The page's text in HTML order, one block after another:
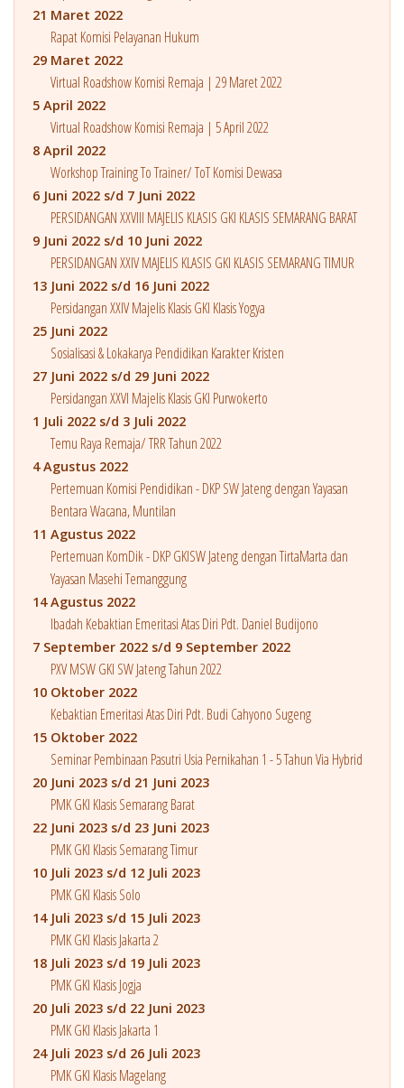
21 Maret 2022
Rapat Komisi Pelayanan Hukum
29 Maret 2022
Virtual Roadshow Komisi Remaja | 29 Maret 2022
5 April 2022
Virtual Roadshow Komisi Remaja | 5 April 2022
8 April 2022
Workshop Training To Trainer/ ToT Komisi Dewasa
6 Juni 2022 s/d 7 Juni 2022
PERSIDANGAN XXVIII MAJELIS KLASIS GKI KLASIS SEMARANG BARAT
9 Juni 2022 s/d 10 Juni 2022
PERSIDANGAN XXIV MAJELIS KLASIS GKI KLASIS SEMARANG TIMUR
13 Juni 2022 s/d 16 Juni 2022
Persidangan XXIV Majelis Klasis GKI Klasis Yogya
25 Juni 2022
Sosialisasi & Lokakarya Pendidikan Karakter Kristen
27 Juni 2022 s/d 29 Juni 2022
Persidangan XXVI Majelis Klasis GKI Purwokerto
1 Juli 2022 s/d 3 Juli 2022
Temu Raya Remaja/ TRR Tahun 2022
4 Agustus 2022
Pertemuan Komisi Pendidikan - DKP SW Jateng dengan Yayasan
Bentara Wacana, Muntilan
11 Agustus 2022
Pertemuan KomDik - DKP GKISW Jateng dengan TirtaMarta dan
Yayasan Masehi Temanggung
14 Agustus 2022
Ibadah Kebaktian Emeritasi Atas Diri Pdt. Daniel Budijono
7 September 2022 s/d 9 September 2022
PXV MSW GKI SW Jateng Tahun 2022
10 Oktober 2022
Kebaktian Emeritasi Atas Diri Pdt. Budi Cahyono Sugeng
15 Oktober 2022
Seminar Pembinaan Pasutri Usia Pernikahan 1 - 5 Tahun Via Hybrid
20 Juni 2023 s/d 21 Juni 2023
PMK GKI Klasis Semarang Barat
22 Juni 2023 s/d 23 Juni 2023
PMK GKI Klasis Semarang Timur
10 Juli 2023 s/d 12 Juli 2023
PMK GKI Klasis Solo
14 Juli 2023 s/d 15 Juli 2023
PMK GKI Klasis Jakarta 2
18 Juli 2023 s/d 19 Juli 2023
PMK GKI Klasis Jogja
20 Juli 2023 s/d 22 Juni 2023
PMK GKI Klasis Jakarta 1
24 Juli 2023 s/d 26 Juli 2023
PMK GKI Klasis Magelang